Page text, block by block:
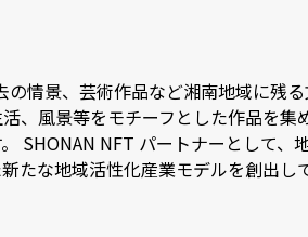
の情景、芸術作品など湘南地域に残
、風景等をモチーフとした作品を
SHONAN NFT パートナーとして
たな地域活性化産業モデルを創出し